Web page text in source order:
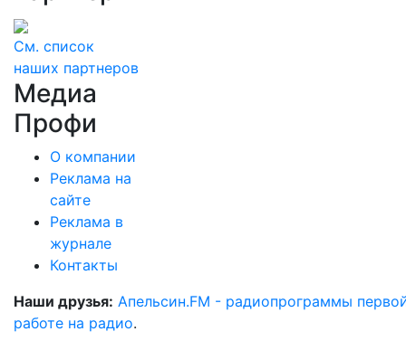
См. список
наших партнеров
Медиа
Профи
О компании
Реклама на
сайте
Реклама в
журнале
Контакты
Наши друзья: Апельсин.FM - радиопрограммы
работе на радио.